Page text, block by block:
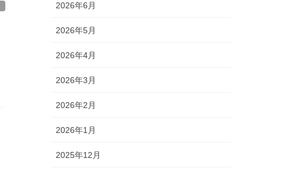
2026年6月
2026年5月
2026年4月
2026年3月
2026年2月
2026年1月
2025年12月